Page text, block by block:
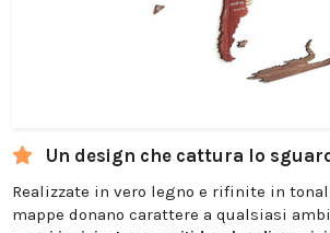
Un design che cattura lo
Realizzate in vero legno e rifinite in
mappe donano carattere a qualsiasi